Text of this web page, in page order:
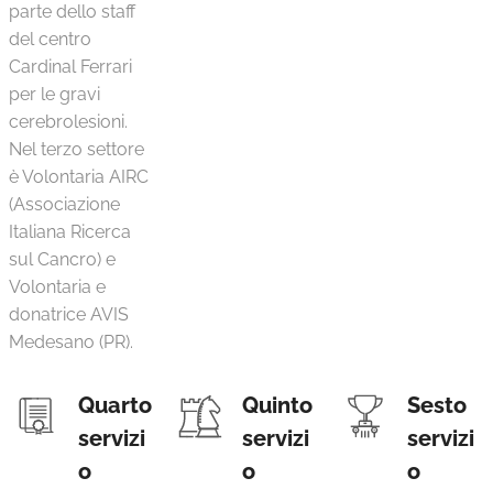
parte dello staff
del centro
Cardinal Ferrari
per le gravi
cerebrolesioni.
Nel terzo settore
è Volontaria AIRC
(Associazione
Italiana Ricerca
sul Cancro) e
Volontaria e
donatrice AVIS
Medesano (PR).
Quarto
servizi
o
Quinto
servizi
o
Sesto
servizi
o